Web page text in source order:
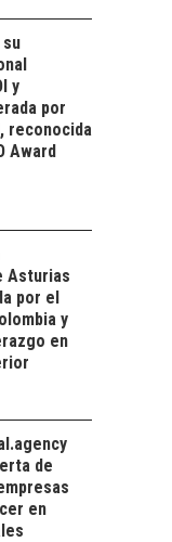
su
y
por
reconocida
Award
Asturias
por el
y
en
de
en